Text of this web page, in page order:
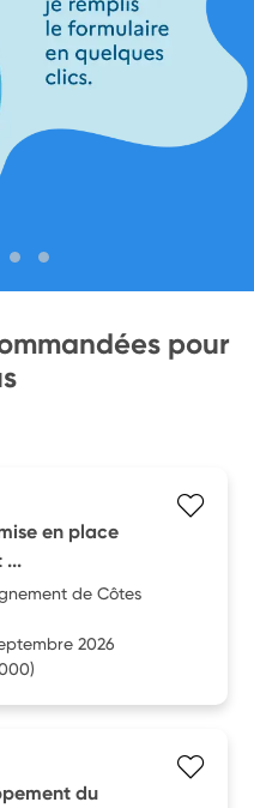
pour
en place
...
de Côtes
2026
du